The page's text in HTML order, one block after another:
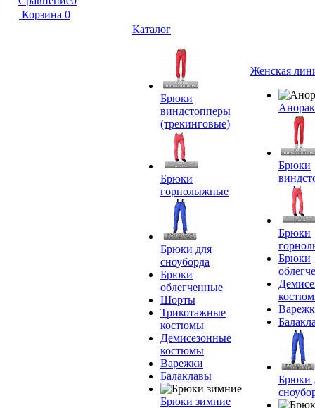
Корзина 0
Каталог
Брюки
виндстопперы
(трекинговые)
Брюки
горнолыжные
Брюки для
сноуборда
Брюки
облегченные
Шорты
Трикотажные
костюмы
Демисезонные
костюмы
Варежки
Балаклавы
Брюки зимние
Женская
Брюки
Брюки
Брюки
Брюки